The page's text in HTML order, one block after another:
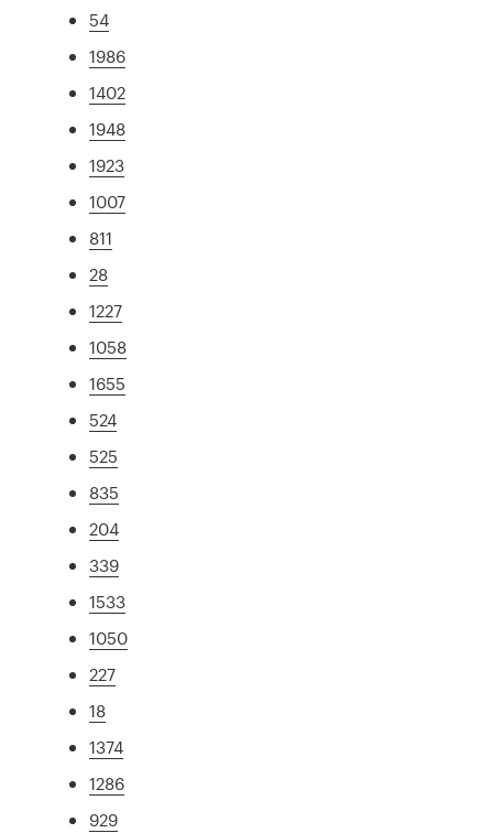
54
1986
1402
1948
1923
1007
811
28
1227
1058
1655
524
525
835
204
339
1533
1050
227
18
1374
1286
929